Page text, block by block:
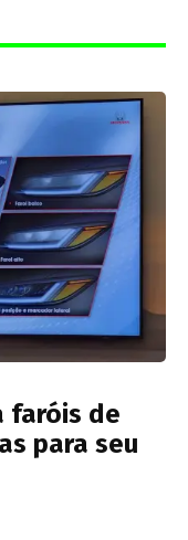
faróis de
para seu